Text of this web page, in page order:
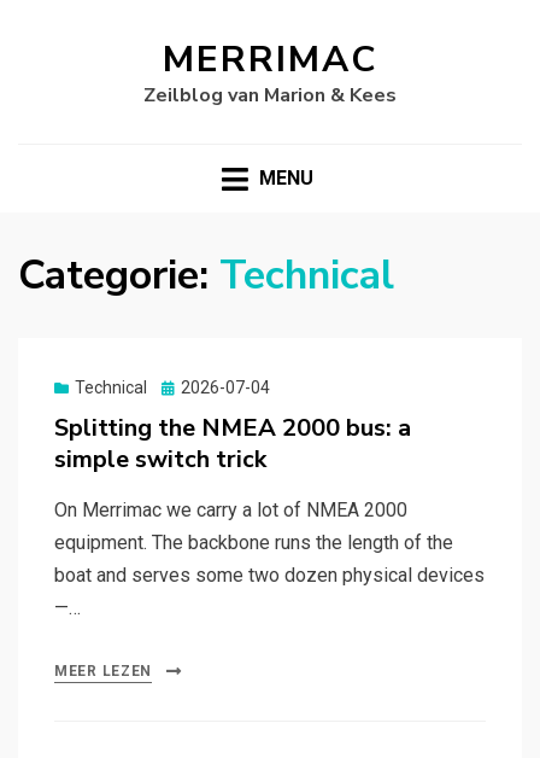
MERRIMAC
Zeilblog van Marion & Kees
MENU
Categorie: Technical
Technical
Gepubliceerd
2026-07-04
Splitting the NMEA 2000 bus: a
simple switch trick
On Merrimac we carry a lot of NMEA 2000
equipment. The backbone runs the length of the
boat and serves some two dozen physical devices
—…
MEER LEZEN